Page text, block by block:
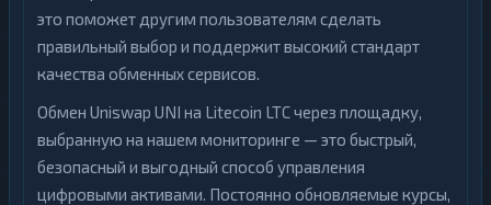
это поможет другим пользователям сделать
правильный выбор и поддержит высокий стандарт
качества обменных сервисов.
Обмен Uniswap UNI на Litecoin LTC через площадку,
выбранную на нашем мониторинге — это быстрый,
безопасный и выгодный способ управления
цифровыми активами. Постоянно обновляемые курсы,